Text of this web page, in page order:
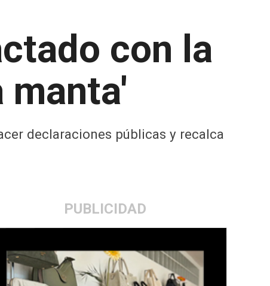
con la
manta'
declaraciones públicas y recalca
PUBLICIDAD